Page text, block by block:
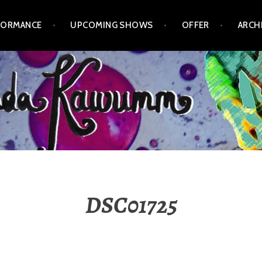
UPCOMING SHOWS OFFER
DSC01725